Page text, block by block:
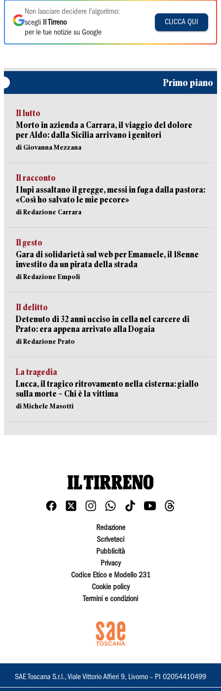
Non lasciare decidere l'algoritmo:
scegli
Il Tirreno
per le tue notizie su Google
CLICCA QUI
Primo piano
Il lutto
Morto in azienda a Carrara, il viaggio del dolore
per Aldo: dalla Sicilia arrivano i genitori
di Giovanna Mezzana
Il racconto
I lupi assaltano il gregge, messi in fuga dalla pastora:
«Così ho salvato le mie pecore»
di Redazione Carrara
Il gesto
Gara di solidarietà sul web per Emanuele, il 18enne
investito da un pirata della strada
di Redazione Empoli
Il delitto
Detenuto di 32 anni ucciso in cella nel carcere di
Prato: era appena arrivato alla Dogaia
di Redazione Prato
La tragedia
Lucca, il tragico ritrovamento nella cisterna: giallo
sulla morte – Chi è la vittima
di Michele Masotti
Redazione
Scriveteci
Pubblicità
Privacy
Codice Etico e Modello 231
Cookie policy
Termini e condizioni
SAE Toscana S.r.l., Viale Vittorio Alfieri 9, Livorno – PI 02054410499